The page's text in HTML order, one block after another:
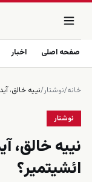
صفحه اصلی اخبار
خانه/نوشتار/نییه خالق،
نوشتار
نییه خالق،
ائشیتمیر؟